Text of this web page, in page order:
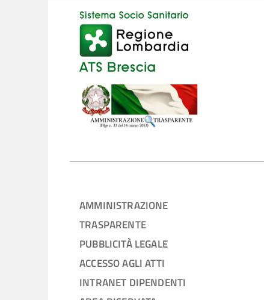
AMMINISTRAZIONE
TRASPARENTE
PUBBLICITÀ LEGALE
ACCESSO AGLI ATTI
INTRANET DIPENDENTI